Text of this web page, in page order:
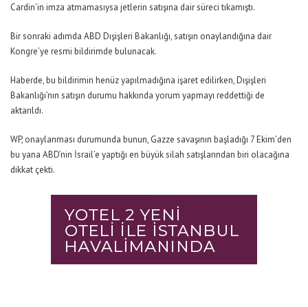
Cardin’in imza atmamasıysa jetlerin satışına dair süreci tıkamıştı.
Bir sonraki adımda ABD Dışişleri Bakanlığı, satışın onaylandığına dair
Kongre’ye resmi bildirimde bulunacak.
Haberde, bu bildirimin henüz yapılmadığına işaret edilirken, Dışişleri
Bakanlığı’nın satışın durumu hakkında yorum yapmayı reddettiği de
aktarıldı.
WP, onaylanması durumunda bunun, Gazze savaşının başladığı 7 Ekim’den
bu yana ABD’nin İsrail’e yaptığı en büyük silah satışlarından biri olacağına
dikkat çekti.